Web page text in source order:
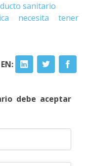
sanitario
necesita tener
debe aceptar